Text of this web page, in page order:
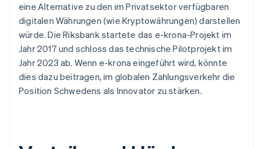
eine Alternative zu den im Privatsektor verfügbaren
digitalen Währungen (wie Kryptowährungen) darstellen
würde. Die Riksbank startete das e-krona-Projekt im
Jahr 2017 und schloss das technische Pilotprojekt im
Jahr 2023 ab. Wenn e-krona eingeführt wird, könnte
dies dazu beitragen, im globalen Zahlungsverkehr die
Position Schwedens als Innovator zu stärken.